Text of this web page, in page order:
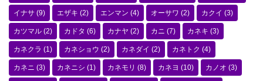
イナサ (9) エザキ (2) エンマン (4) オーサワ (2) カクイ (3)
カツマル (2) カドタ (6) カナヤ (2) カニ (7) カネキ (3)
カネクラ (1) カネショウ (2) カネダイ (2) カネトク (4)
カネニ (3) カネニシ (1) カネモリ (8) カネヨ (10) カノオ (3)